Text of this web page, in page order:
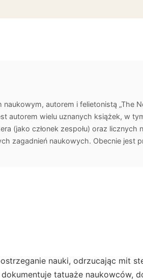
autorem i felietonistą „The
autorem wielu uznanych książek, w
(jako członek zespołu) oraz licznych
zagadnień naukowych. Obecnie jest
nauki, odrzucając mit
tatuaże naukowców,